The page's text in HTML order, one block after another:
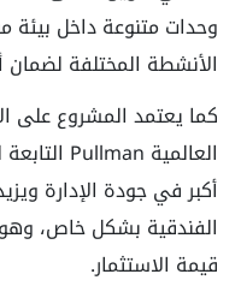
وحدات متنوعة داخل بيئة
الأنشطة المختلفة
كما يعتمد المشروع على
أكبر في جودة الإدارة
الفندقية بشكل خاص،
قيمة الاستثمار.